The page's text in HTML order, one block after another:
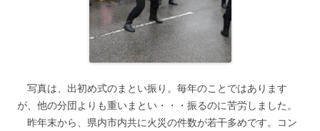
写真は、出初め式のまとい振り。毎年のことではあります
が、他の分団よりも重いまとい・・・振るのに苦労しました。
昨年末から、県内市内共に火災の件数が若干多めです。コン